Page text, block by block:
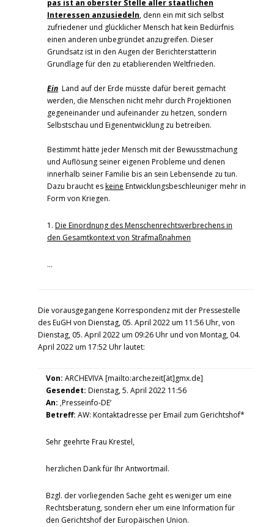
pas ist an oberster Stelle aller staatlichen
Interessen anzusiedeln, denn ein mit sich selbst
zufriedener und glücklicher Mensch hat kein Bedürfnis
einen anderen unbegründet anzugreifen. Dieser
Grundsatz ist in den Augen der Berichterstatterin
Grundlage für den zu etablierenden Weltfrieden.
Ein Land auf der Erde müsste dafür bereit gemacht
werden, die Menschen nicht mehr durch Projektionen
gegeneinander und aufeinander zu hetzen, sondern
Selbstschau und Eigenentwicklung zu betreiben.
Bestimmt hätte jeder Mensch mit der Bewusstmachung
und Auflösung seiner eigenen Probleme und denen
innerhalb seiner Familie bis an sein Lebensende zu tun.
Dazu braucht eskeine Entwicklungsbeschleuniger mehr in
Form von Kriegen.
1. Die Einordnung des Menschenrechtsverbrechens in
den Gesamtkontext von Strafmaßnahmen
…
Die vorausgegangene Korrespondenz mit der Pressestelle
des EuGH von Dienstag, 05. April 2022 um 11:56 Uhr, von
Dienstag, 05. April 2022 um 09:26 Uhr und von Montag, 04.
April 2022 um 17:52 Uhr lautet:
Von: ARCHEVIVA [mailto:archezeit[ät]gmx.de]
Gesendet: Dienstag, 5. April 2022 11:56
An: ‚Presseinfo-DE‘
Betreff: AW: Kontaktadresse per Email zum Gerichtshof*
Sehr geehrte Frau Krestel,
herzlichen Dank für Ihr Antwortmail.
Bzgl. der vorliegenden Sache geht es weniger um eine
Rechtsberatung, sondern eher um eine Information für
den Gerichtshof der Europäischen Union.